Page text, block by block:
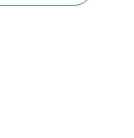
たWeb市民園芸